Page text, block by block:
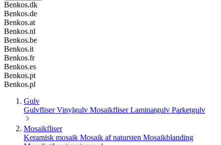
Benkos.dk
Benkos.de
Benkos.at
Benkos.nl
Benkos.be
Benkos.it
Benkos.fr
Benkos.es
Benkos.pt
Benkos.pl
Gulv
GulvfliserVinylgulv MosaikfliserLaminatgulv Parketgulv
Mosaikfliser
Keramisk mosaik Mosaik af natursten Mosaikblanding